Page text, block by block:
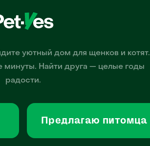
уютный дом для щенков и котят.
минуты. Найти друга — целые годы
радости.
Предлагаю питомца